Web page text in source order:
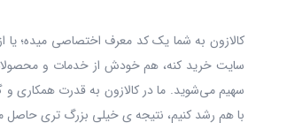
کالازون به شما یک کد معرف اختصاصی میده؛
سایت خرید کنه، هم خودش از خدمات و
سهیم می‌شوید. ما در کالازون به قدرت همکاری
با هم رشد کنیم، نتیجه ی خیلی بزرگ‌ تری حاصل